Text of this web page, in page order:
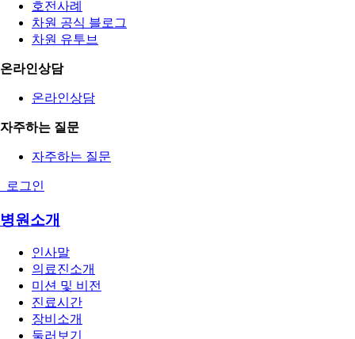
호전사례
차원 공식 블로그
차원 유투브
온라인상담
온라인상담
자주하는 질문
자주하는 질문
로그인
병원소개
인사말
의료진소개
미션 및 비전
진료시간
장비소개
둘러보기